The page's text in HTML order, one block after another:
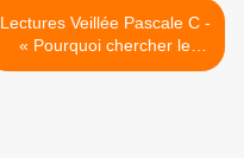
Lectures Veillée Pascale C -
« Pourquoi chercher le
Vivant parmi les morts ? » >